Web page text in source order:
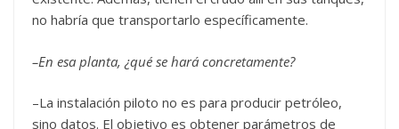
no habría que transportarlo específicamente.
–En esa planta, ¿qué se hará concretamente?
–La instalación piloto no es para producir petróleo,
sino datos. El objetivo es obtener parámetros de